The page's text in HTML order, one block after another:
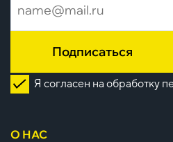
Подписаться
Я согласен на обработку
О НАС